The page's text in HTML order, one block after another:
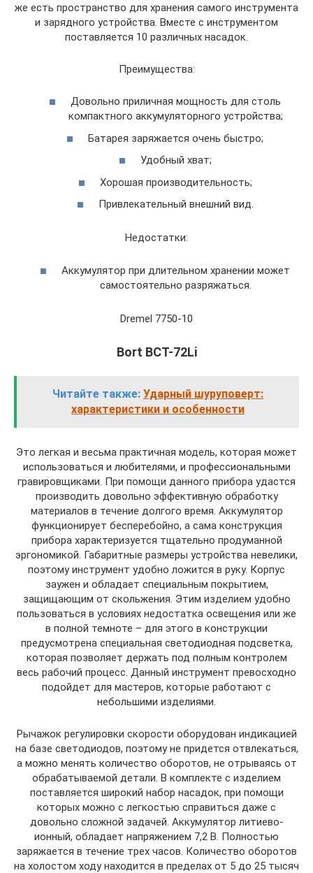
же есть пространство для хранения самого инструмента
и зарядного устройства. Вместе с инструментом
поставляется 10 различных насадок.
Преимущества:
Довольно приличная мощность для столь
компактного аккумуляторного устройства;
Батарея заряжается очень быстро;
Удобный хват;
Хорошая производительность;
Привлекательный внешний вид.
Недостатки:
Аккумулятор при длительном хранении может
самостоятельно разряжаться.
Dremel 7750-10
Bort BCT-72Li
Читайте также: Ударный шуруповерт:
характеристики и особенности
Это легкая и весьма практичная модель, которая может
использоваться и любителями, и профессиональными
гравировщиками. При помощи данного прибора удастся
производить довольно эффективную обработку
материалов в течение долгого время. Аккумулятор
функционирует бесперебойно, а сама конструкция
прибора характеризуется тщательно продуманной
эргономикой. Габаритные размеры устройства невелики,
поэтому инструмент удобно ложится в руку. Корпус
заужен и обладает специальным покрытием,
защищающим от скольжения. Этим изделием удобно
пользоваться в условиях недостатка освещения или же
в полной темноте – для этого в конструкции
предусмотрена специальная светодиодная подсветка,
которая позволяет держать под полным контролем
весь рабочий процесс. Данный инструмент превосходно
подойдет для мастеров, которые работают с
небольшими изделиями.
Рычажок регулировки скорости оборудован индикацией
на базе светодиодов, поэтому не придется отвлекаться,
а можно менять количество оборотов, не отрываясь от
обрабатываемой детали. В комплекте с изделием
поставляется широкий набор насадок, при помощи
которых можно с легкостью справиться даже с
довольно сложной задачей. Аккумулятор литиево-
ионный, обладает напряжением 7,2 В. Полностью
заряжается в течение трех часов. Количество оборотов
на холостом ходу находится в пределах от 5 до 25 тысяч